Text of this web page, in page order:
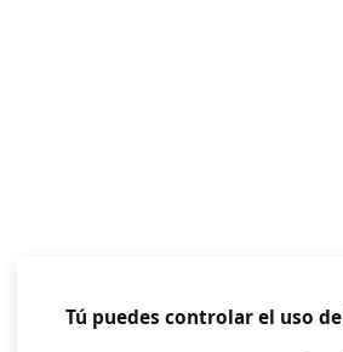
Tú puedes controlar el uso